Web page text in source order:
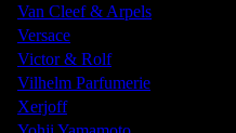
Van Cleef & Arpels
Versace
Victor & Rolf
Vilhelm Parfumerie
Xerjoff